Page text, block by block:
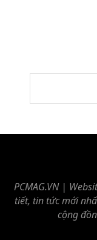
PCMAG.VN |
tiết, tin tức mới
cộng